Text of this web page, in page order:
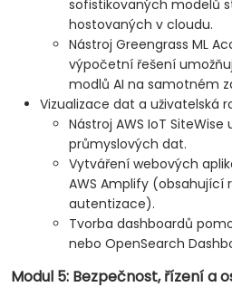
sofistikovaných modelů
hostovaných v cloudu.
Nástroj Greengrass ML
výpočetní řešení
modlů AI na samotném
Vizualizace dat a uživatelská
Nástroj AWS IoT
průmyslových dat.
Vytváření webových
AWS Amplify (obsahující
autentizace).
Tvorba dashboardů
nebo OpenSearch
Modul 5: Bezpečnost, řízení a